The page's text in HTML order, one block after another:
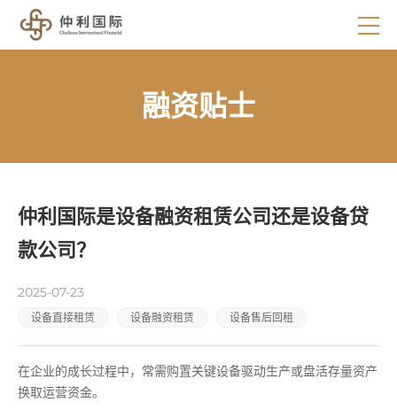
融资贴士
仲利国际是设备融资租赁公司还是设备贷
款公司？
2025-07-23
设备直接租赁 设备融资租赁 设备售后回租
在企业的成长过程中，常需购置关键设备驱动生产或盘活存量资产
换取运营资金。